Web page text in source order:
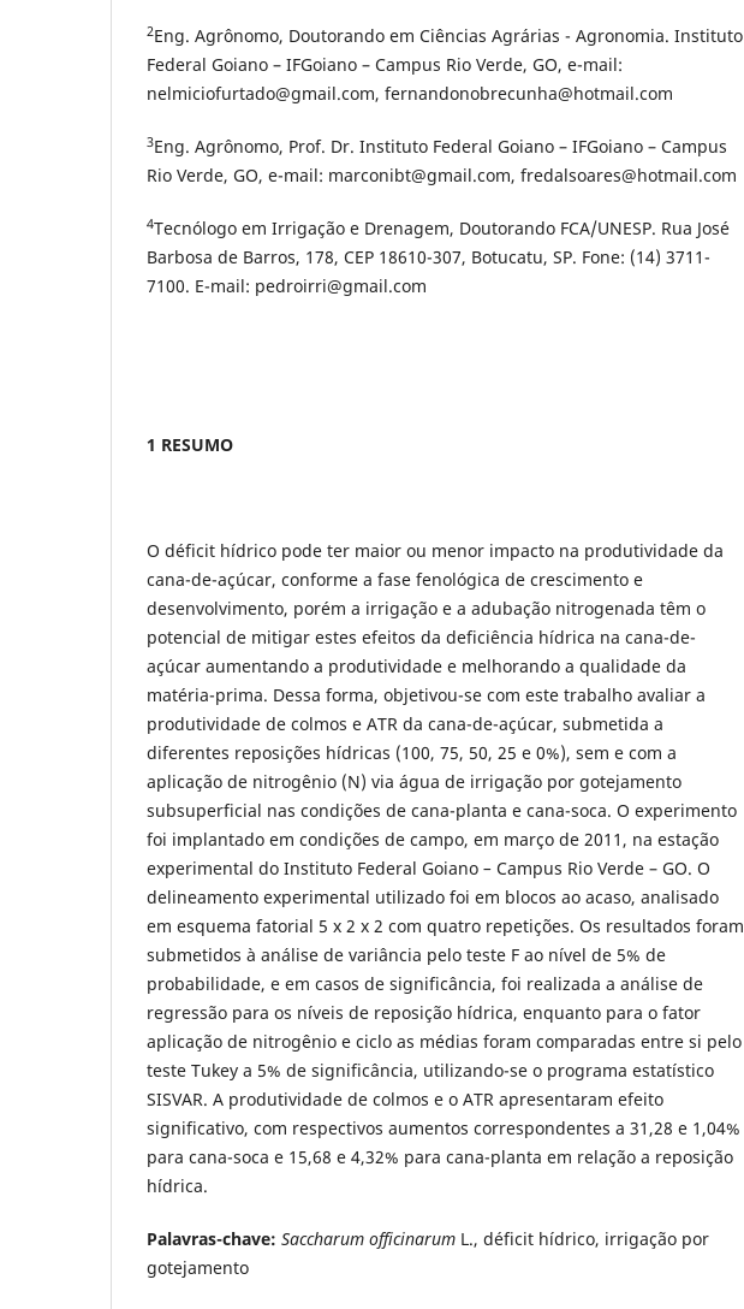
2Eng. Agrônomo, Doutorando em Ciências Agrárias - Agronomia. Instituto
Federal Goiano – IFGoiano – Campus Rio Verde, GO, e-mail:
nelmiciofurtado@gmail.com, fernandonobrecunha@hotmail.com
3Eng. Agrônomo, Prof. Dr. Instituto Federal Goiano – IFGoiano – Campus
Rio Verde, GO, e-mail: marconibt@gmail.com, fredalsoares@hotmail.com
4Tecnólogo em Irrigação e Drenagem, Doutorando FCA/UNESP. Rua José
Barbosa de Barros, 178, CEP 18610-307, Botucatu, SP. Fone: (14) 3711-
7100. E-mail: pedroirri@gmail.com
1 RESUMO
O déficit hídrico pode ter maior ou menor impacto na produtividade da
cana-de-açúcar, conforme a fase fenológica de crescimento e
desenvolvimento, porém a irrigação e a adubação nitrogenada têm o
potencial de mitigar estes efeitos da deficiência hídrica na cana-de-
açúcar aumentando a produtividade e melhorando a qualidade da
matéria-prima. Dessa forma, objetivou-se com este trabalho avaliar a
produtividade de colmos e ATR da cana-de-açúcar, submetida a
diferentes reposições hídricas (100, 75, 50, 25 e 0%), sem e com a
aplicação de nitrogênio (N) via água de irrigação por gotejamento
subsuperficial nas condições de cana-planta e cana-soca. O experimento
foi implantado em condições de campo, em março de 2011, na estação
experimental do Instituto Federal Goiano – Campus Rio Verde – GO. O
delineamento experimental utilizado foi em blocos ao acaso, analisado
em esquema fatorial 5 x 2 x 2 com quatro repetições. Os resultados foram
submetidos à análise de variância pelo teste F ao nível de 5% de
probabilidade, e em casos de significância, foi realizada a análise de
regressão para os níveis de reposição hídrica, enquanto para o fator
aplicação de nitrogênio e ciclo as médias foram comparadas entre si pelo
teste Tukey a 5% de significância, utilizando-se o programa estatístico
SISVAR. A produtividade de colmos e o ATR apresentaram efeito
significativo, com respectivos aumentos correspondentes a 31,28 e 1,04%
para cana-soca e 15,68 e 4,32% para cana-planta em relação a reposição
hídrica.
Palavras-chave: Saccharum officinarum L., déficit hídrico, irrigação por
gotejamento